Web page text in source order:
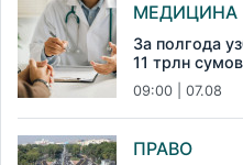
МЕДИЦИНА
За полгода
11 трлн
09:00 | 07.08
ПРАВО